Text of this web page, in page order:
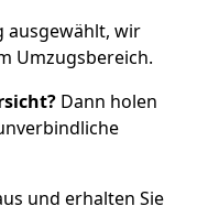
ausgewählt, wir
Umzugsbereich.
Dann holen
und erhalten Sie